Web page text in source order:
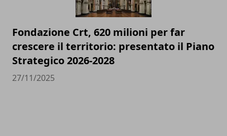
Fondazione Crt, 620 milioni per far
crescere il territorio: presentato il Piano
Strategico 2026-2028
27/11/2025